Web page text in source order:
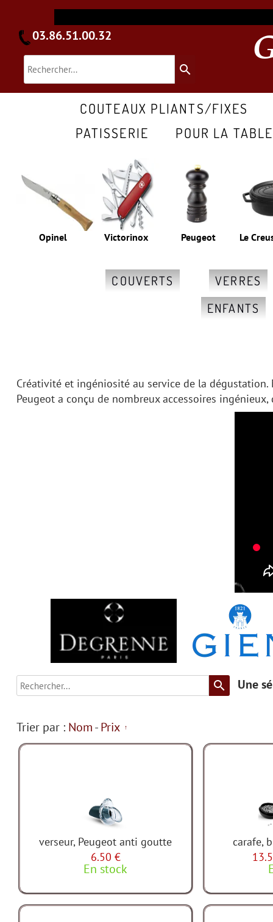
search
COUVERTS
VERRES
ENFANTS
Peugeot Le
Victorinox
Opinel
COUTEAUX PLIANTS/FIXES
PATISSERIE
POUR LA TABLE
03.86.51.00.32
Créativité et ingéniosité au service de la dégustation.
Peugeot a conçu de nombreux accessoires
search
Trier par : Nom-Prix
verseur, Peugeot anti goutte
6.50 €
En stock
carafe,
Une